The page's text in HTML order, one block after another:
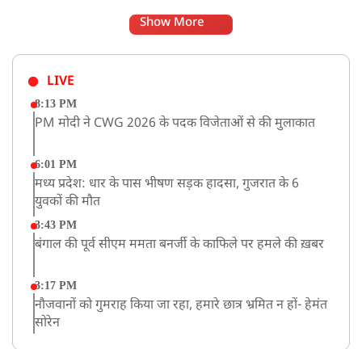
Show More
LIVE
8:13 PM
PM मोदी ने CWG 2026 के पदक विजेताओं से की मुलाकात
6:01 PM
मध्य प्रदेश: धार के पास भीषण सड़क हादसा, गुजरात के 6
युवकों की मौत
3:43 PM
बंगाल की पूर्व सीएम ममता बनर्जी के काफिले पर हमले की ख़बर
3:17 PM
नौजवानों को गुमराह किया जा रहा, हमारे छात्र भ्रमित न हों- हेमंत
सोरेन